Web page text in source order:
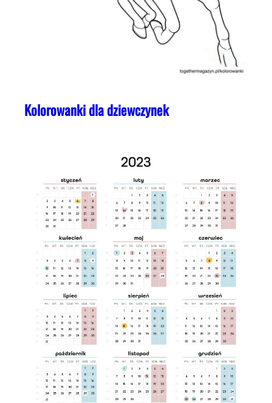
Kolorowanki dla dziewczynek